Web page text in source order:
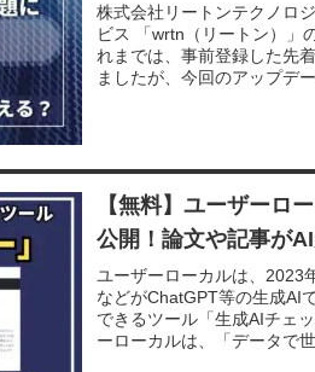
株式会社リートンテクノロ
ビス 「wrtn（リートン）」
れまでは、事前登録した先
ましたが、今回のアップデ
【無料】ユーザーロ
公開！論文や記事が
ユーザーローカルは、2023
などがChatGPT等の生成AI
できるツール「生成AIチェ
ーローカルは、「データで